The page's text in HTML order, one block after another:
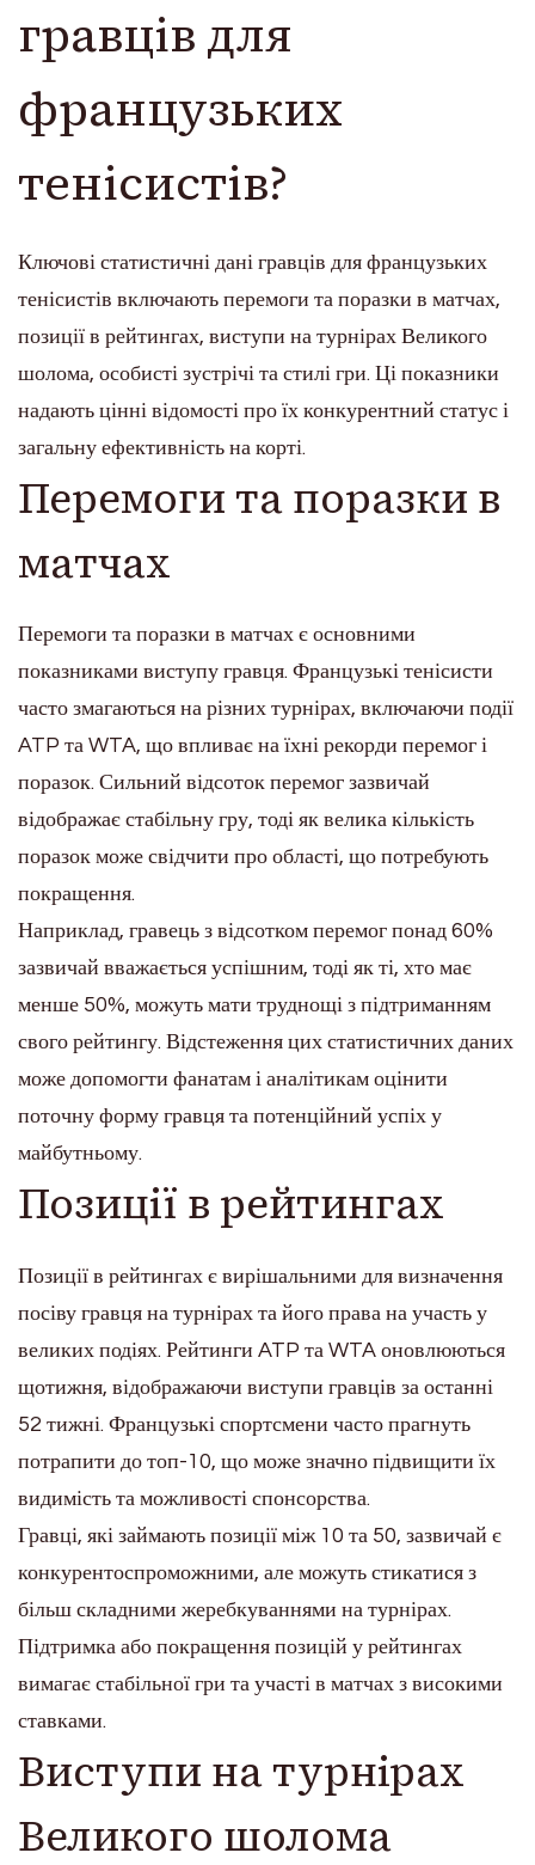
гравців для
французьких
тенісистів?
Ключові статистичні дані гравців для французьких
тенісистів включають перемоги та поразки в матчах,
позиції в рейтингах, виступи на турнірах Великого
шолома, особисті зустрічі та стилі гри. Ці показники
надають цінні відомості про їх конкурентний статус і
загальну ефективність на корті.
Перемоги та поразки в
матчах
Перемоги та поразки в матчах є основними
показниками виступу гравця. Французькі тенісисти
часто змагаються на різних турнірах, включаючи події
ATP та WTA, що впливає на їхні рекорди перемог і
поразок. Сильний відсоток перемог зазвичай
відображає стабільну гру, тоді як велика кількість
поразок може свідчити про області, що потребують
покращення.
Наприклад, гравець з відсотком перемог понад 60%
зазвичай вважається успішним, тоді як ті, хто має
менше 50%, можуть мати труднощі з підтриманням
свого рейтингу. Відстеження цих статистичних даних
може допомогти фанатам і аналітикам оцінити
поточну форму гравця та потенційний успіх у
майбутньому.
Позиції в рейтингах
Позиції в рейтингах є вирішальними для визначення
посіву гравця на турнірах та його права на участь у
великих подіях. Рейтинги ATP та WTA оновлюються
щотижня, відображаючи виступи гравців за останні
52 тижні. Французькі спортсмени часто прагнуть
потрапити до топ-10, що може значно підвищити їх
видимість та можливості спонсорства.
Гравці, які займають позиції між 10 та 50, зазвичай є
конкурентоспроможними, але можуть стикатися з
більш складними жеребкуваннями на турнірах.
Підтримка або покращення позицій у рейтингах
вимагає стабільної гри та участі в матчах з високими
ставками.
Виступи на турнірах
Великого шолома